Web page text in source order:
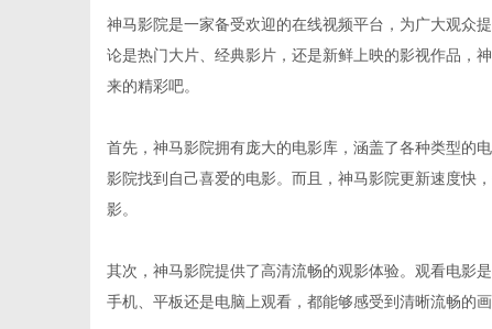
神马影院是一家备受欢迎的在线视频平台，为广大观众
论是热门大片、经典影片，还是新鲜上映的影视作品，
来的精彩吧。
首先，神马影院拥有庞大的电影库，涵盖了各种类型的
影院找到自己喜爱的电影。而且，神马影院更新速度快
影。
其次，神马影院提供了高清流畅的观影体验。观看电影
手机、平板还是电脑上观看，都能够感受到清晰流畅的